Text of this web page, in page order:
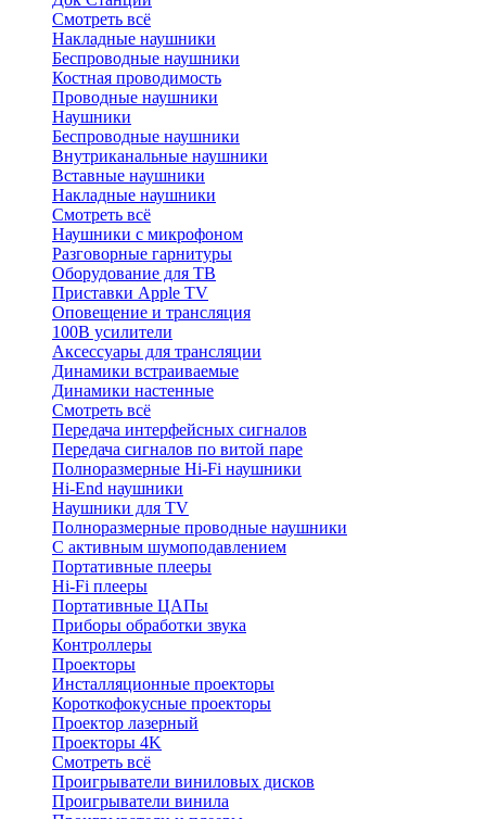
Смотреть всё
Накладные наушники
Беспроводные наушники
Костная проводимость
Проводные наушники
Наушники
Беспроводные наушники
Внутриканальные наушники
Вставные наушники
Накладные наушники
Смотреть всё
Наушники с микрофоном
Разговорные гарнитуры
Оборудование для ТВ
Приставки Apple TV
Оповещение и трансляция
100В усилители
Аксессуары для трансляции
Динамики встраиваемые
Динамики настенные
Смотреть всё
Передача интерфейсных сигналов
Передача сигналов по витой паре
Полноразмерные Hi-Fi наушники
Hi-End наушники
Наушники для TV
Полноразмерные проводные наушники
С активным шумоподавлением
Портативные плееры
Hi-Fi плееры
Портативные ЦАПы
Приборы обработки звука
Контроллеры
Проекторы
Инсталляционные проекторы
Короткофокусные проекторы
Проектор лазерный
Проекторы 4K
Смотреть всё
Проигрыватели виниловых дисков
Проигрыватели винила